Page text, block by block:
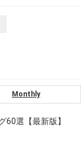
Monthly
60選【最新版】